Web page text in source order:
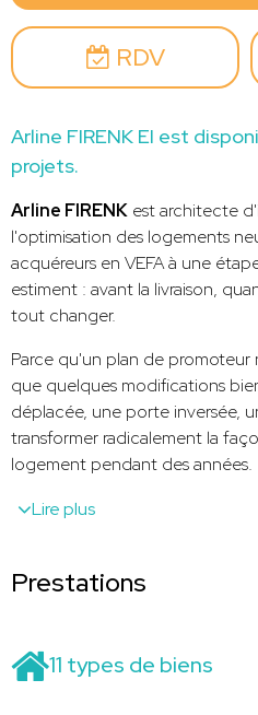
RDV
Arline FIRENK EI est
projets.
Arline FIRENK est architecte
l'optimisation des logements
acquéreurs en VEFA à une
estiment : avant la livraison,
tout changer.
Parce qu'un plan de promoteur
que quelques modifications
déplacée, une porte inversée,
transformer radicalement la
logement pendant des années.
Lire plus
Prestations
11 types de biens